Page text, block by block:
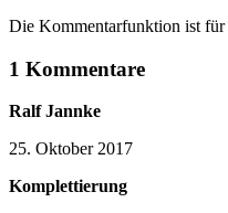
Die Kommentarfunktion ist
1 Kommentare
Ralf Jannke
25. Oktober 2017
Komplettierung